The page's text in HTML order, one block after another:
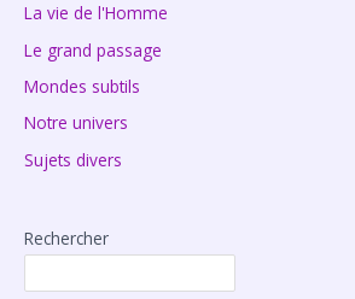
La vie de l'Homme
Le grand passage
Mondes subtils
Notre univers
Sujets divers
Rechercher